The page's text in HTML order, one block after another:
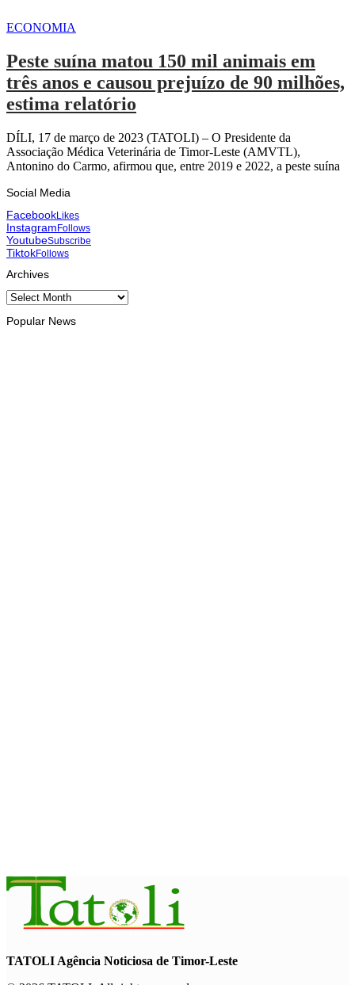
ECONOMIA
Peste suína matou 150 mil animais em
três anos e causou prejuízo de 90 milhões,
estima relatório
DÍLI, 17 de março de 2023 (TATOLI) – O Presidente da
Associação Médica Veterinária de Timor-Leste (AMVTL),
Antonino do Carmo, afirmou que, entre 2019 e 2022, a peste suína
Social Media
FacebookLikes
InstagramFollows
YoutubeSubscribe
TiktokFollows
Archives
Archives
Popular News
TATOLI Agência Noticiosa de Timor-Leste